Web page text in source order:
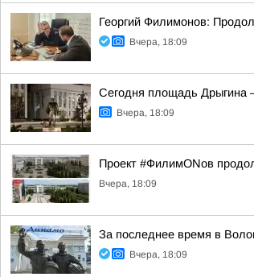
Георгий Филимонов:
Вчера, 18:09
Сегодня площадь Дрыгина
Вчера, 18:09
Проект #ФилимONов
Вчера, 18:09
За последнее время в
Вчера, 18:09